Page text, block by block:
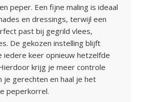
peper. Een fijne maling is ideaal
en dressings, terwijl een
past bij gegrild vlees,
De gekozen instelling blijft
iedere keer opnieuw hetzelfde
krijg je meer controle
je gerechten en haal je het
peperkorrel.